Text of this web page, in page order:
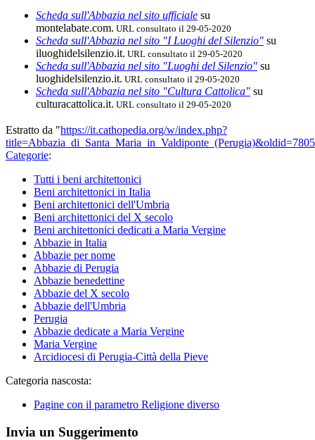
Scheda sull'Abbazia nel sito ufficiale su
montelabate.com. URL consultato il 29-05-2020
Scheda sull'Abbazia nel sito "I Luoghi del Silenzio" su
iluoghidelsilenzio.it. URL consultato il 29-05-2020
Scheda sull'Abbazia nel sito "Luoghi del Silenzio" su
luoghidelsilenzio.it. URL consultato il 29-05-2020
Scheda sull'Abbazia nel sito "Cultura Cattolica" su
culturacattolica.it. URL consultato il 29-05-2020
Estratto da "https://it.cathopedia.org/w/index.php?
Categorie:
Tutti i beni architettonici
Beni architettonici in Italia
Beni architettonici dell'Umbria
Beni architettonici del X secolo
Beni architettonici dedicati a Maria Vergine
Abbazie in Italia
Abbazie per nome
Abbazie di Perugia
Abbazie benedettine
Abbazie del X secolo
Abbazie dell'Umbria
Perugia
Abbazie dedicate a Maria Vergine
Maria Vergine
Arcidiocesi di Perugia-Città della Pieve
Categoria nascosta:
Pagine con il parametro Religione diverso
Invia un Suggerimento